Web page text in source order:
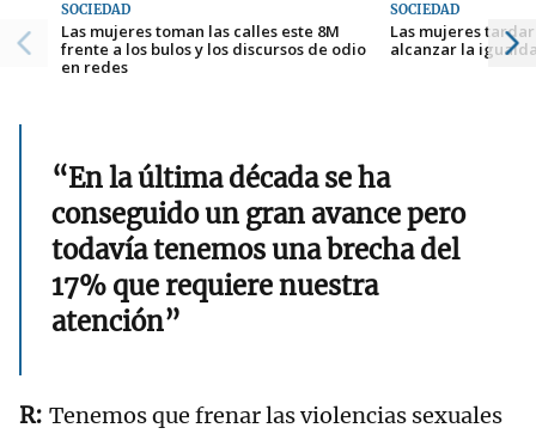
SOCIEDAD
Las mujeres toman las calles este 8M
frente a los bulos y los discursos de odio
en redes
SOCIEDAD
Las mujeres
alcanzar la
“En la última década se ha
conseguido un gran avance pero
todavía tenemos una brecha del
17% que requiere nuestra
atención”
Tenemos que frenar las violencias sexuales